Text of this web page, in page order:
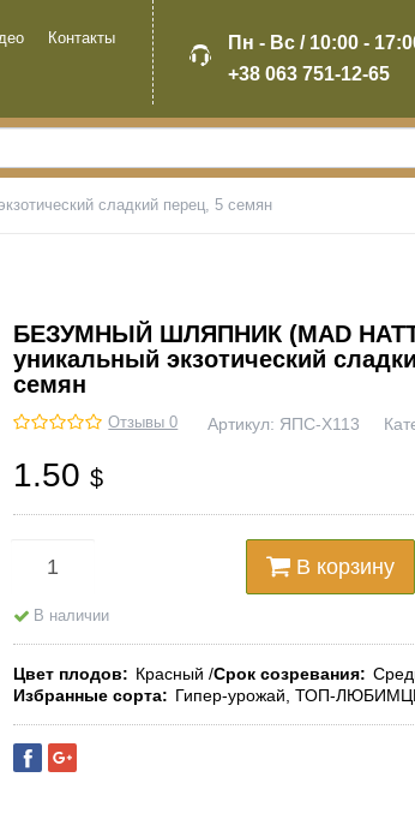
Контакты
Пн - Вс / 10:00 -
+38 063 751-12-65
сладкий перец, 5 семян
БЕЗУМНЫЙ ШЛЯПНИК (MAD
уникальный экзотический
семян
Отзывы 0 Артикул: ЯПС-Х113
1.50$
В корзину
В наличии
Цвет плодов Красный Срок созревания
Избранные сорта
Гипер-урожай, ТОП-